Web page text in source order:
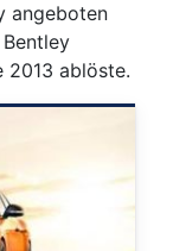
angeboten
2013 ablöste.